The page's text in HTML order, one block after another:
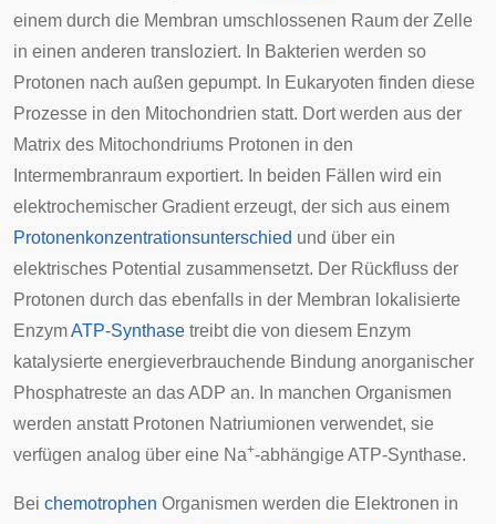
einem durch die Membran umschlossenen Raum der Zelle
in einen anderen transloziert. In Bakterien werden so
Protonen nach außen gepumpt. In Eukaryoten finden diese
Prozesse in den Mitochondrien statt. Dort werden aus der
Matrix des Mitochondriums Protonen in den
Intermembranraum exportiert. In beiden Fällen wird ein
elektrochemischer Gradient erzeugt, der sich aus einem
Protonenkonzentrationsunterschied und über ein
elektrisches Potential zusammensetzt. Der Rückfluss der
Protonen durch das ebenfalls in der Membran lokalisierte
EnzymATP-Synthase treibt die von diesem Enzym
katalysierte energieverbrauchende Bindung anorganischer
Phosphatreste an das ADP an. In manchen Organismen
werden anstatt Protonen Natriumionen verwendet, sie
verfügen analog über eine Na+-abhängige ATP-Synthase.
Bei chemotrophen Organismen werden die Elektronen in